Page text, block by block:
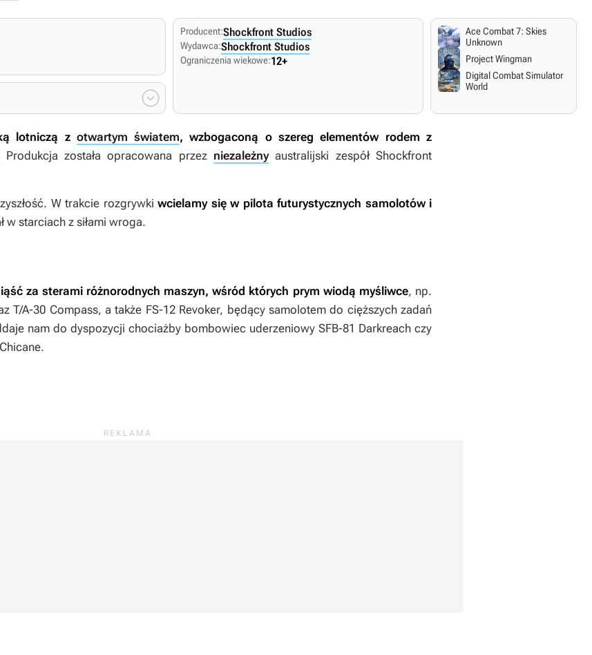

Producent:Shockfront Studios
Wydawca:Shockfront Studios
Ograniczenia wiekowe:12+
Ace Combat 7: Skies
Unknown
Project Wingman
Digital Combat Simulator
World
lotniczą z otwartym światem, wzbogaconą o szereg elementów rodem z
Produkcja została opracowana przez niezależnyaustralijski zespół Shockfront
W trakcie rozgrywki wcielamy się w pilota futurystycznych samolotów i
w starciach z siłami wroga.
za sterami różnorodnych maszyn, wśród których prym wiodą myśliwce, np.
T/A-30 Compass, a także FS-12 Revoker, będący samolotem do cięższych zadań
nam do dyspozycji chociażby bombowiec uderzeniowy SFB-81 Darkreach czy